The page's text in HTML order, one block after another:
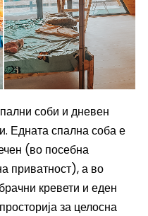
соби и дневен
Едната спална соба е
(во посебна
приватност), а во
кревети и еден
за целосна